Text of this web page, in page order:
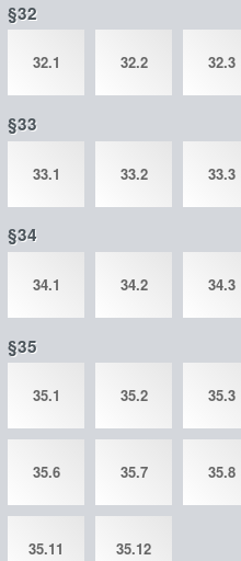
§32
32.1 32.2 32.3
§33
33.1 33.2 33.3
§34
34.1 34.2 34.3
§35
35.1 35.2 35.3
35.6 35.7 35.8
35.11 35.12